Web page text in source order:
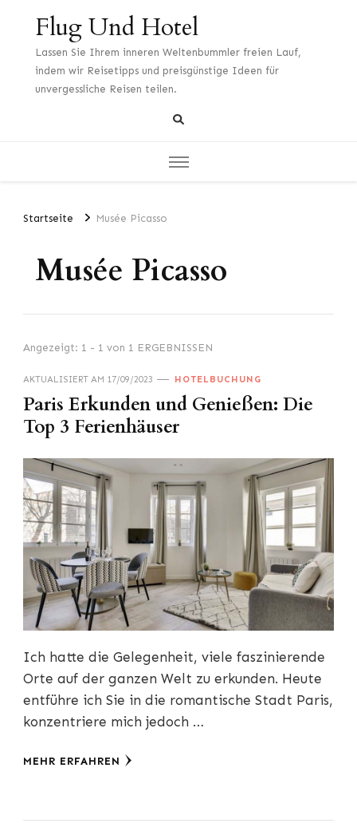
Flug Und Hotel
Lassen Sie Ihrem inneren Weltenbummler freien Lauf,
indem wir Reisetipps und preisgünstige Ideen für
unvergessliche Reisen teilen.
Startseite Musée Picasso
Musée Picasso
Angezeigt: 1 - 1 von 1 ERGEBNISSEN
AKTUALISIERT AM 17/09/2023 HOTELBUCHUNG
Paris Erkunden und Genießen: Die
Top 3 Ferienhäuser
Ich hatte die Gelegenheit, viele faszinierende
Orte auf der ganzen Welt zu erkunden. Heute
entführe ich Sie in die romantische Stadt Paris,
konzentriere mich jedoch …
MEHR ERFAHREN